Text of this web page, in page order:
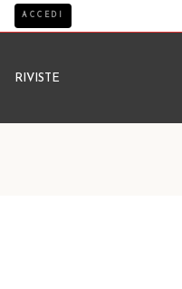
ACCEDI
RIVISTE